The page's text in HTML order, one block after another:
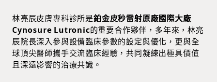
林亮辰皮膚專科診所是鉑金皮秒雷射原廠國際大廠
Cynosure Lutronic的重要合作夥伴，多年來，林亮
辰院長深入參與設備臨床參數的設定與優化，更與全
球頂尖醫師攜手交流臨床經驗，共同凝練出極具價值
且深遠影響的治療共識。